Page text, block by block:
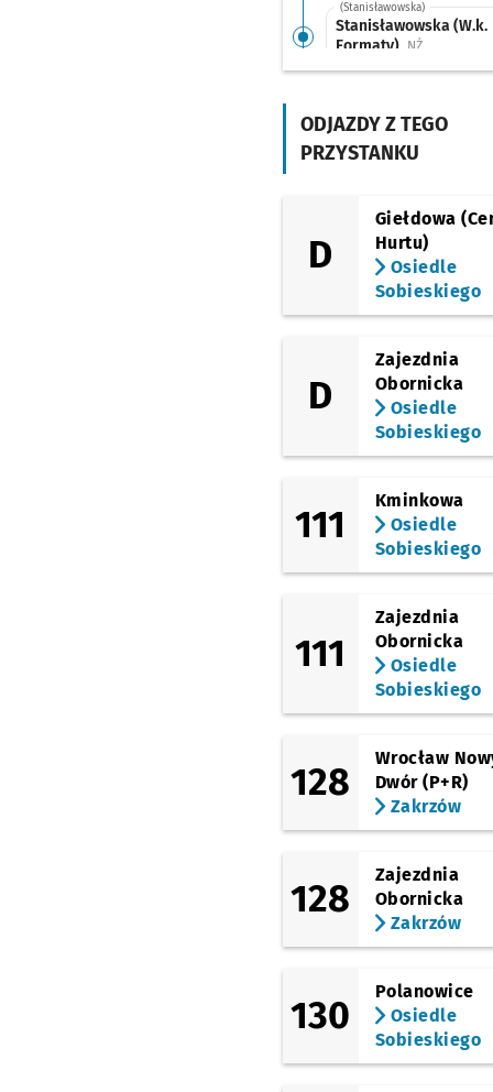
(Stanisławowska)
Stanisławowska (W.k.
Formaty) NŻPrzystanek
Krzemieniecka
Końcowa NŻPrzystanek
(Petuniowa)
Ostrowskiego NŻ
(Aleja Pracy)
Aleja Pracy NŻ
(Inżynierska)
Inżynierska NŻ
Kolbuszowska (Stadion)
NŻ Przystanek na życzenie
(Krucza)
Krucza (Mielecka) NŻ
Krucza NŻPrzystanek na
(Szczęśliwa)
Zaporoska
(Zielińskiego)
(Swobodna)
EPI NŻPrzystanek na
(Sucha)
(Gliniana)
Dyrekcyjna NŻ
(Borowska)
Dworzec Autobusowy
ODJAZDY Z TEGO
PRZYSTANKU
D
Giełdowa
Hurtu)
Osiedle
Sobieskiego
D
Zajezdnia
Obornicka
Osiedle
Sobieskiego
111
Kminkowa
Osiedle
Sobieskiego
111
Zajezdnia
Obornicka
Osiedle
Sobieskiego
128
Wrocław
Dwór (P+R)
Zakrzów
128
Zajezdnia
Obornicka
Zakrzów
130
Polanowice
Osiedle
Sobieskiego